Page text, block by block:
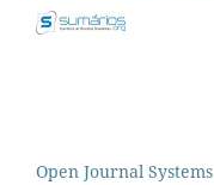
Open Journal Systems